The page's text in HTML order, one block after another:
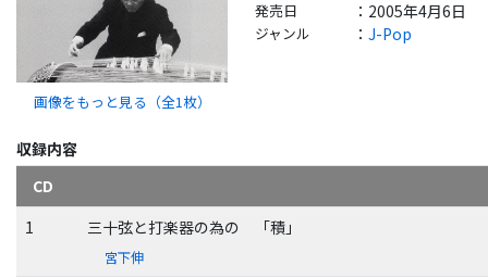
画像をもっと見る（全1 枚）
発売日 ： 2005年4月6日
ジャンル ： J-Pop
収録内容
CD
1
三十弦と打楽器の為の 「積」
宮下伸